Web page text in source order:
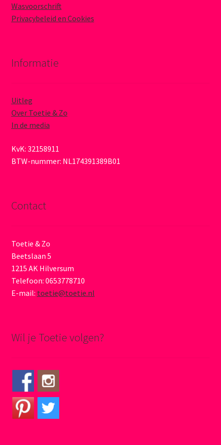
Wasvoorschrift
Privacybeleid en Cookies
Informatie
Uitleg
Over Toetie & Zo
In de media
KvK: 32158911
BTW-nummer: NL174391389B01
Contact
Toetie & Zo
Beetslaan 5
1215 AK Hilversum
Telefoon: 0653778710
E-mail: toetie@toetie.nl
Wil je Toetie volgen?